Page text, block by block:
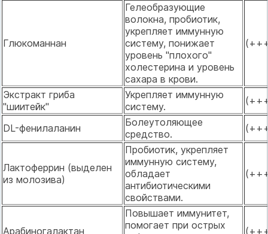
Глюкоманнан
Гелеобразующие
волокна, пробиотик,
укрепляет иммунную
систему, понижает
уровень "плохого"
холестерина и уровень
сахара в крови.
Экстракт гриба
"шиитейк"
Укрепляет иммунную
систему.
DL-фенилаланин
Болеутоляющее
средство.
Лактоферрин (выделен
из молозива)
Пробиотик, укрепляет
иммунную систему,
обладает
антибиотическими
свойствами.
Арабиногалактан
Повышает иммунитет,
помогает при острых